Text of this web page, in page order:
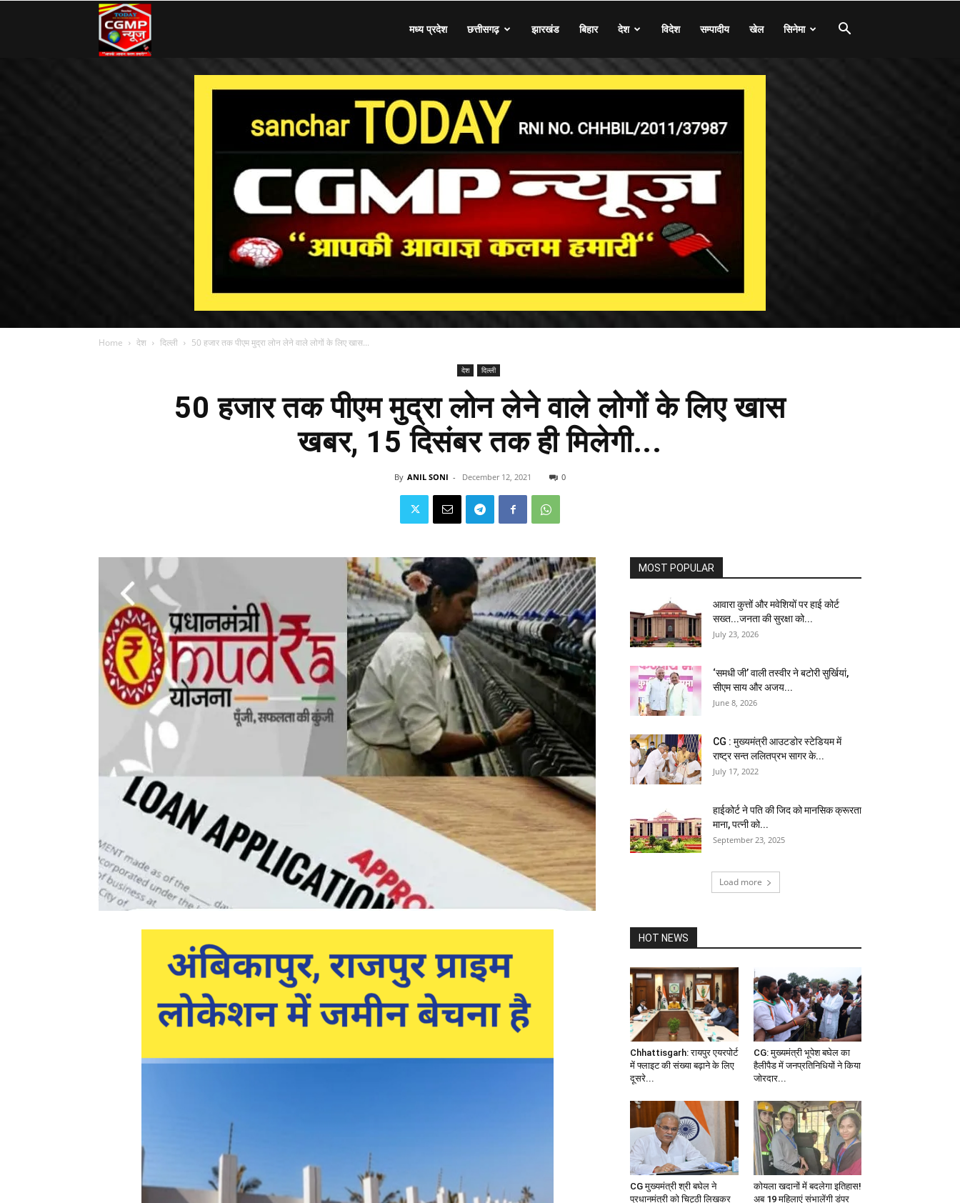
मध्य प्रदेश छत्तीसगढ़ झारखंड बिहार देश विदेश सम्पादीय खेल सिनेमा
Home देश दिल्ली 50 हजार तक पीएम मुद्रा लोन लेने वाले लोगों के लिए खास...
देश दिल्ली
50 हजार तक पीएम मुद्रा लोन लेने वाले लोगों के लिए खास
खबर, 15 दिसंबर तक ही मिलेगी...
By ANIL SONI - December 12, 2021 0
MOST POPULAR
आवारा कुत्तों और मवेशियों पर हाई कोर्ट
सख्त...जनता की सुरक्षा को...
July 23, 2026
‘समधी जी’ वाली तस्वीर ने बटोरी सुर्खियां,
सीएम साय और अजय...
June 8, 2026
CG : मुख्यमंत्री आउटडोर स्टेडियम में
राष्ट्र सन्त ललितप्रभ सागर के...
July 17, 2022
हाईकोर्ट ने पति की जिद को मानसिक क्रूरता
माना, पत्नी को...
September 23, 2025
Load more
HOT NEWS
Chhattisgarh: रायपुर एयरपोर्ट
में फ्लाइट की संख्या बढ़ाने के लिए
दूसरे...
CG: मुख्यमंत्री भूपेश बघेल का
हैलीपैड में जनप्रतिनिधियों ने किया
जोरदार...
CG मुख्यमंत्री श्री बघेल ने
प्रधानमंत्री को चिट्ठी लिखकर
कोयला खदानों में बदलेगा इतिहास!
अब 19 महिलाएं संभालेंगी डंपर